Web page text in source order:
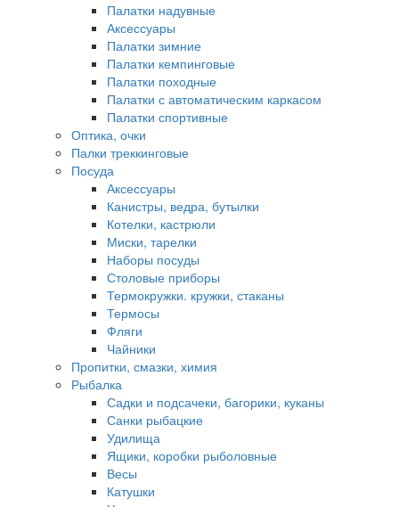
Палатки надувные
Аксессуары
Палатки зимние
Палатки кемпинговые
Палатки походные
Палатки с автоматическим каркасом
Палатки спортивные
Оптика, очки
Палки треккинговые
Посуда
Аксессуары
Канистры, ведра, бутылки
Котелки, кастрюли
Миски, тарелки
Наборы посуды
Столовые приборы
Термокружки. кружки, стаканы
Термосы
Фляги
Чайники
Пропитки, смазки, химия
Рыбалка
Садки и подсачеки, багорики, куканы
Санки рыбацкие
Удилища
Ящики, коробки рыболовные
Весы
Катушки